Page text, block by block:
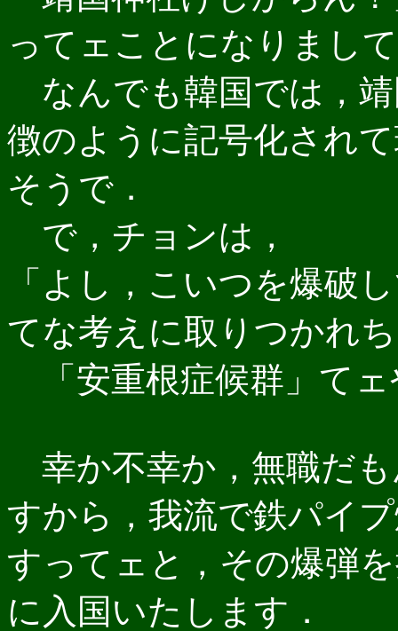
ってェことになりまし
なんでも韓国では，
徴のように記号化され
そうで．
で，チョンは，
「よし，こいつを爆破
てな考えに取りつかれ
「安重根症候群」て
幸か不幸か，無職だ
すから，我流で鉄パイ
すってェと，その爆弾
に入国いたします．